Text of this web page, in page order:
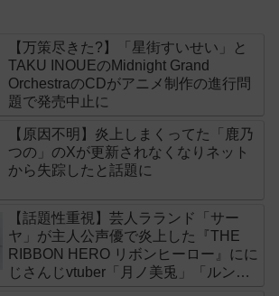
【万策尽きた?】「星街すいせい」と
TAKU INOUEのMidnight Grand
OrchestraのCDがアニメ制作の進行問
題で発売中止に
【原因不明】炎上しまくってた「鹿乃
つの」のXが更新されなくなりネット
から失踪したと話題に
【話題性重視】芸人ラランド「サー
ヤ」が主人公声優で炎上した『THE
RIBBON HERO リボンヒーロー』にに
じさんじvtuber「月ノ美兎」「ルンル